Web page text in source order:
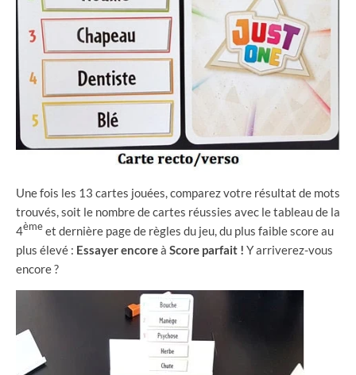
Une fois les 13 cartes jouées, comparez votre résultat de mots
trouvés, soit le nombre de cartes réussies avec le tableau de la
4ème et dernière page de règles du jeu, du plus faible score au
plus élevé : Essayer encoreà Score parfait ! Y arriverez-vous
encore ?